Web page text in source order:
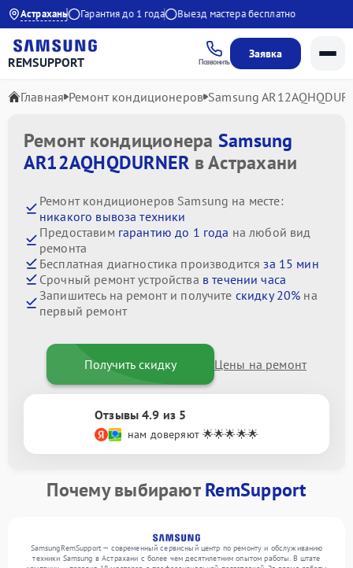
Астрахань
до 21:00 Гарантия до 1 года Выезд мастера бесплатно
REMSUPPORT Позвонить
Заявка
Главная Ремонт кондиционеров Samsung
Ремонт кондиционера Samsung
AR12AQHQDURNER в Астрахани
Ремонт кондиционеров Samsung на месте:
никакого вывоза техники
Предоставим гарантию до 1 года на любой вид
ремонта
Бесплатная диагностика производитсяза 15 мин
Срочный ремонт устройства в течении часа
Запишитесь на ремонт и получите скидку 20% на
первый ремонт
Получить скидку Цены на ремонт
Отзывы 4.9 из 5
нам доверяют 🌟🌟🌟🌟🌟
Почему выбираютRemSupport
SamsungRemSupport — современный сервисный центр по ремонту и обслуживанию
техники Samsung в Астрахани с более чем десятилетним опытом работы. В штате